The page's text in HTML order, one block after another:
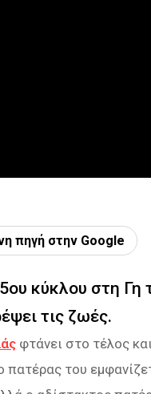
πηγή στην Google
κύκλου στη
τις ζωές.
φτάνει στο τέλος
πατέρας του